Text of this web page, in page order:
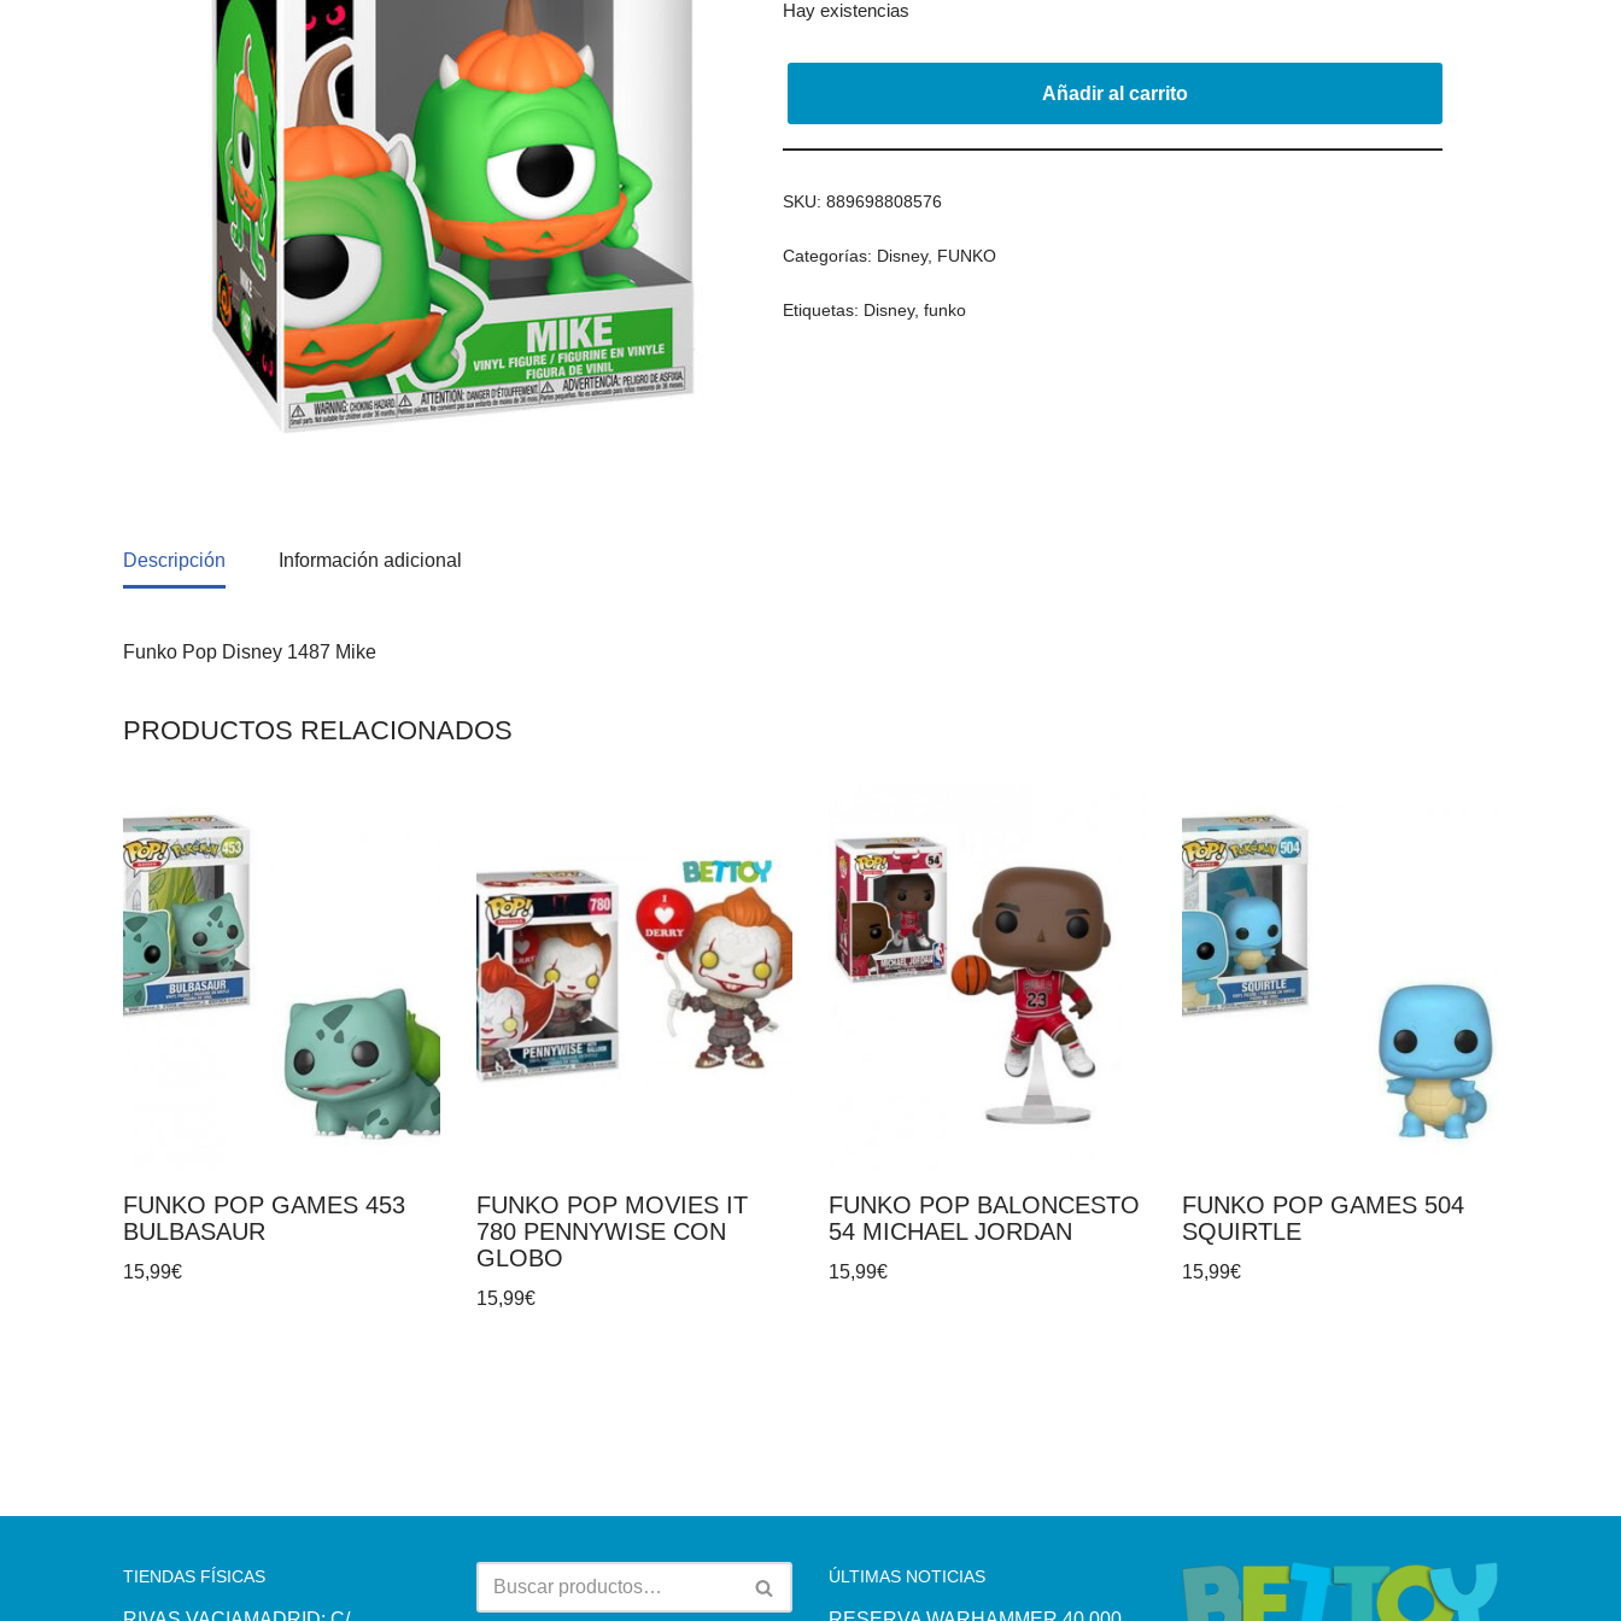
Hay existencias
Añadir al carrito
SKU:889698808576
Categorías: Disney, FUNKO
Etiquetas: Disney,funko
Descripción Información adicional
Funko Pop Disney 1487 Mike
PRODUCTOS RELACIONADOS
FUNKO POP GAMES 453
BULBASAUR
15,99€
FUNKO POP MOVIES IT
780 PENNYWISE CON
GLOBO
15,99€
FUNKO POP BALONCESTO
54 MICHAEL JORDAN
15,99€
FUNKO POP GAMES 504
SQUIRTLE
15,99€
TIENDAS FÍSICAS ÚLTIMAS NOTICIAS